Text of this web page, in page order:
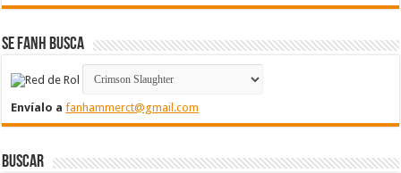
Se FanH Busca
Envíalo afanhammerct@gmail.com
Buscar